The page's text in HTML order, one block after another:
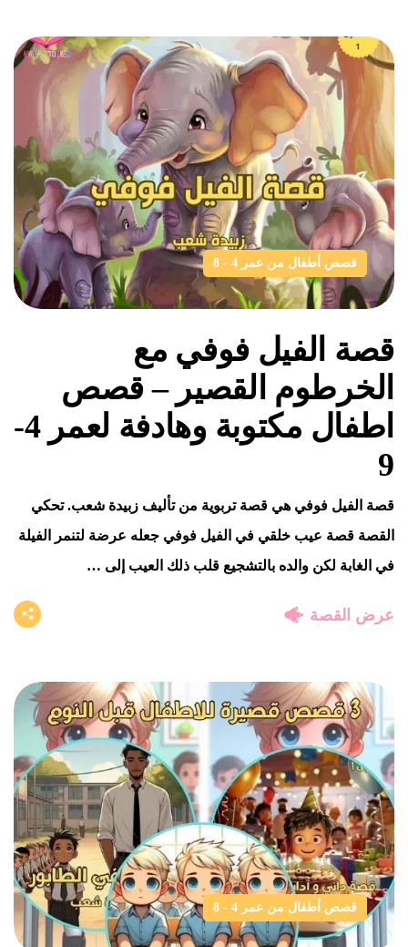
قصص أطفال من عمر 4 - 8
قصة الفيل فوفي مع
الخرطوم القصير – قصص
اطفال مكتوبة وهادفة لعمر 4-
9
قصة الفيل فوفي هي قصة تربوية من تأليف زبيدة شعب. تحكي
القصة قصة عيب خلقي في الفيل فوفي جعله عرضة لتنمر الفيلة
في الغابة لكن والده بالتشجيع قلب ذلك العيب إلى …
عرض القصة
قصص أطفال من عمر 4 - 8